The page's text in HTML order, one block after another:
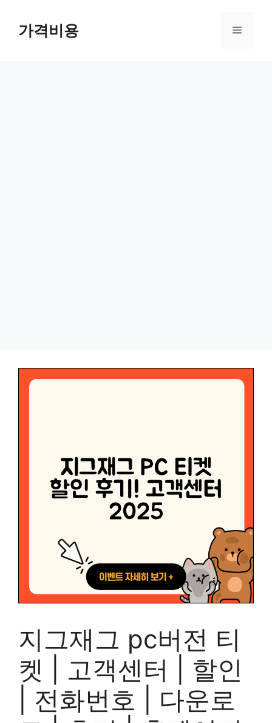
가격비용 메
지그재그 pc버전 티
켓 | 고객센터 | 할인
| 전화번호 | 다운로